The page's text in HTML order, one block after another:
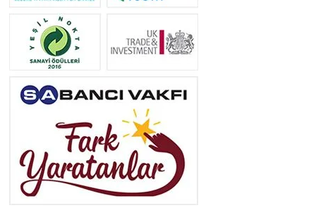
Yeşilist
Tüm yazıları görüntüle